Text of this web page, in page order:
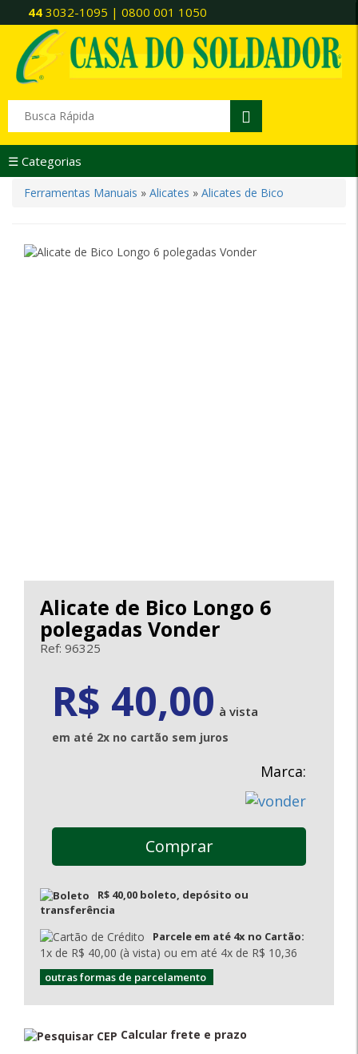
44 3032-1095 | 0800 001 1050
☰ Categorias
Ferramentas Manuais » Alicates » Alicates de Bico
Alicate de Bico Longo 6
polegadas Vonder
Ref: 96325
R$ 40,00 à vista
em até 2x no cartão sem juros
Marca:
Comprar
R$ 40,00 boleto, depósito ou
transferência
Parcele em até 4x no Cartão:
1x de R$ 40,00 (à vista) ou em até 4x de R$ 10,36
outras formas de parcelamento
Calcular frete e prazo